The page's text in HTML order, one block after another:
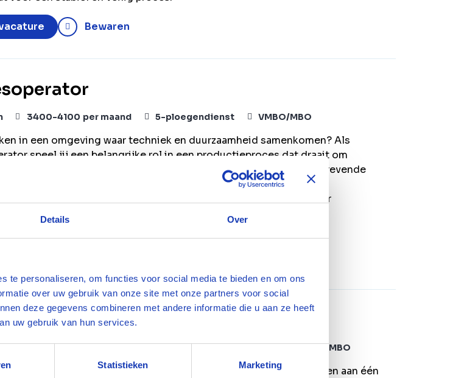
Details Over
te personaliseren, om functies voor social media te bieden en om ons
over uw gebruik van onze site met onze partners voor social
deze gegevens combineren met andere informatie die u aan ze heeft
uw gebruik van hun services.
Statistieken Marketing
Bewaren
3400-4100 per maand 5-ploegendienst VMBO/MBO
in een omgeving waar techniek en duurzaamheid samenkomen? Als
speel jij een belangrijke rol in een productieproces dat draait om
efficiëntie en het hergebruik van grondstoffen. Voor een vooruitstrevende
binnen de duurzame industrie zoeken wij een procesoperator die
neemt, technisch inzicht heeft en graag meedenkt over
Jouw werk draagt direct bij aan een slimmer en duurzamer
- 5 ploegen
Rotterdam 4000-6000 per maand 5-ploegendienst MBO
ervaren procesoperator met een VAPRO B of C en wil jij meebouwen aan één